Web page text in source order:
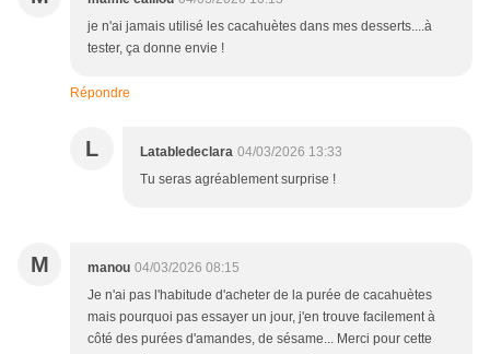
je n'ai jamais utilisé les cacahuètes dans mes desserts....à
tester, ça donne envie !
Répondre
L Latabledeclara 04/03/2026 13:33
Tu seras agréablement surprise !
M manou 04/03/2026 08:15
Je n'ai pas l'habitude d'acheter de la purée de cacahuètes
mais pourquoi pas essayer un jour, j'en trouve facilement à
côté des purées d'amandes, de sésame... Merci pour cette